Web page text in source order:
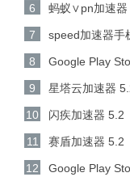
6 蚂蚁∨pn加速器
7 speed加速器手
8
Google Play
[PR]
9 星塔云加速器
10 闪疾加速器 5.2
11 赛盾加速器 5.2
12
Google Play